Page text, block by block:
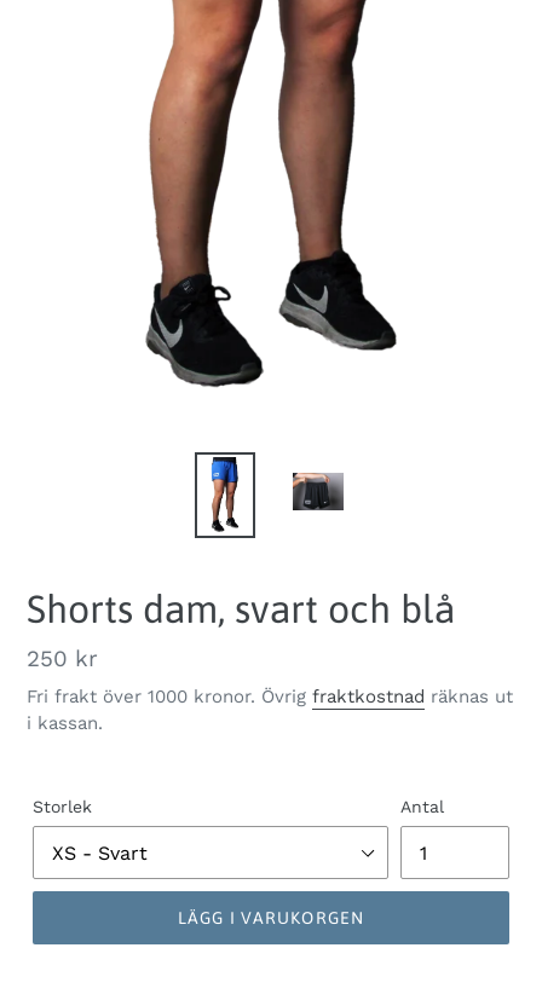
Shorts dam, svart och blå
Ordinarie
pris
250 kr
Fri frakt över 1000 kronor. Övrig fraktkostnad räknas ut
i kassan.
Storlek Antal
LÄGG I VARUKORGEN